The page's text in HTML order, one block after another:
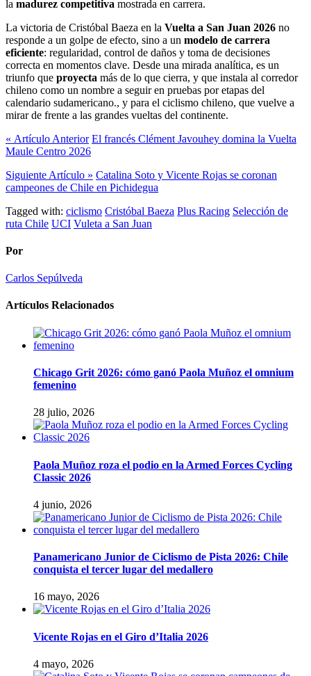
la madurez competitiva mostrada en carrera.
La victoria de Cristóbal Baeza en la Vuelta a San Juan 2026 no
responde a un golpe de efecto, sino a un modelo de carrera
eficiente: regularidad, control de daños y toma de decisiones
correcta en momentos clave. Desde una mirada analítica, es un
triunfo que proyecta más de lo que cierra, y que instala al corredor
chileno como un nombre a seguir en pruebas por etapas del
calendario sudamericano.​, y para el ciclismo chileno, que vuelve a
mirar de frente a las grandes vueltas del continente.
« Artículo Anterior El francés Clément Javouhey domina la Vuelta
Maule Centro 2026
Siguiente Artículo » Catalina Soto y Vicente Rojas se coronan
campeones de Chile en Pichidegua
Tagged with: ciclismo Cristóbal Baeza Plus Racing Selección de
ruta Chile UCI Vuleta a San Juan
Por
Carlos Sepúlveda
Artículos Relacionados
Chicago Grit 2026: cómo ganó Paola Muñoz el omnium
femenino
28 julio, 2026
Paola Muñoz roza el podio en la Armed Forces Cycling
Classic 2026
4 junio, 2026
Panamericano Junior de Ciclismo de Pista 2026: Chile
conquista el tercer lugar del medallero
16 mayo, 2026
Vicente Rojas en el Giro d’Italia 2026
4 mayo, 2026